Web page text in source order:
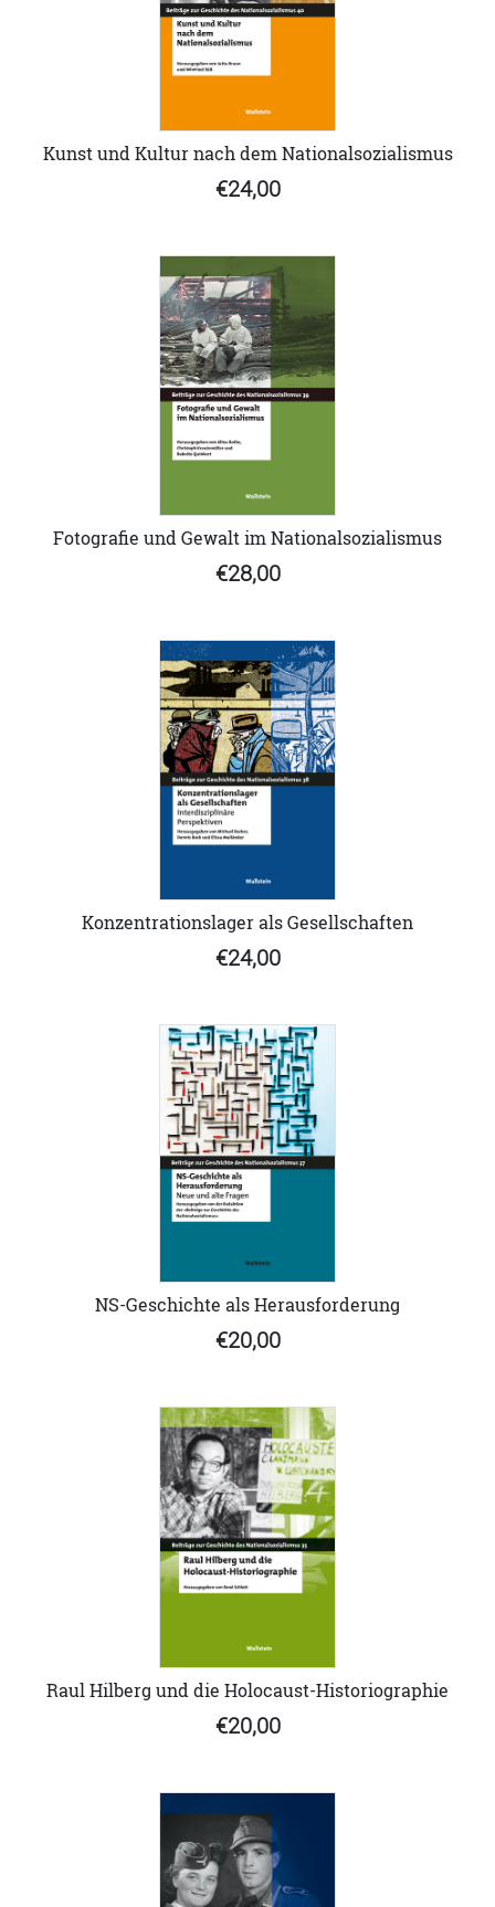
Kunst und Kultur nach dem Nationalsozialismus
€24,00
Fotografie und Gewalt im Nationalsozialismus
€28,00
Konzentrationslager als Gesellschaften
€24,00
NS-Geschichte als Herausforderung
€20,00
Raul Hilberg und die Holocaust-Historiographie
€20,00